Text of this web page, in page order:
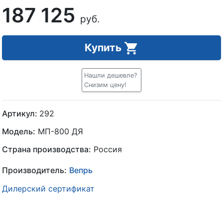
187 125 руб.
Купить
Нашли дешевле?
Снизим цену!
Артикул: 292
Модель: МП-800 ДЯ
Страна производства: Россия
Производитель: Вепрь
Дилерский сертификат